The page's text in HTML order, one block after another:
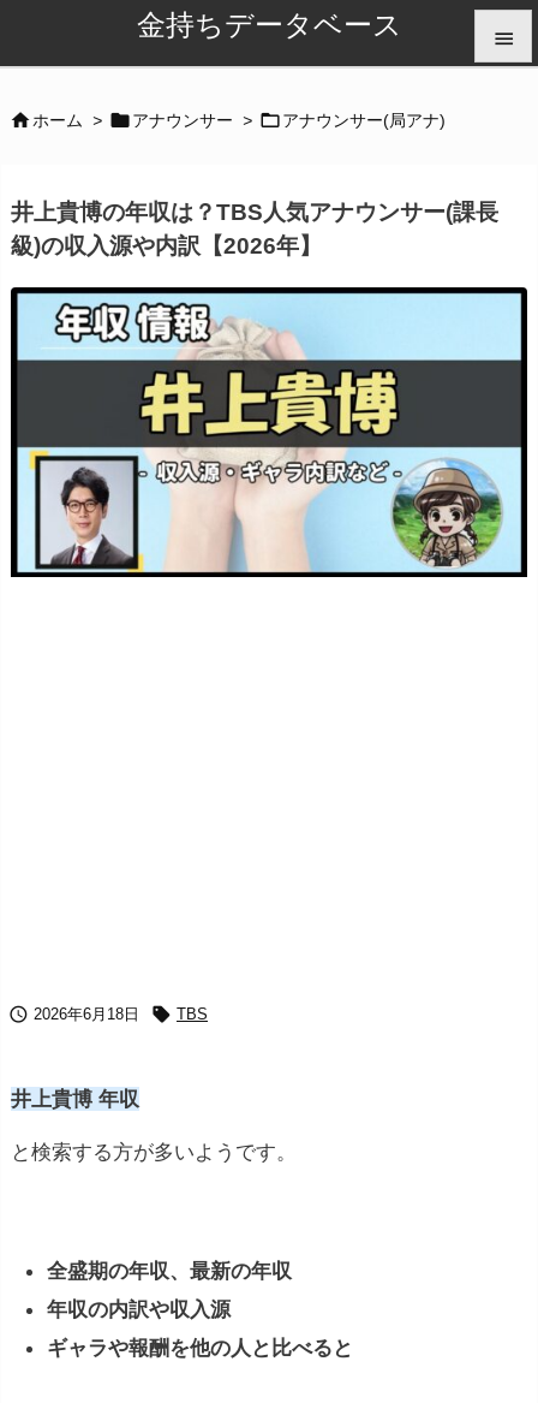
金持ちデータベース 


ホーム > アナウンサー > アナウンサー(局アナ)
井上貴博の年収は？TBS人気アナウンサー(課長
級)の収入源や内訳【2026年】
 2026年6月18日  TBS
井上貴博 年収
と検索する方が多いようです。
全盛期の年収、最新の年収
年収の内訳や収入源
ギャラや報酬を他の人と比べると